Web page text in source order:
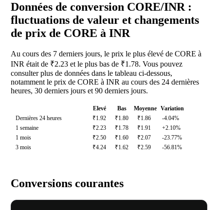
Données de conversion CORE/INR :
fluctuations de valeur et changements
de prix de CORE à INR
Au cours des 7 derniers jours, le prix le plus élevé de CORE à
INR était de ₹2.23 et le plus bas de ₹1.78. Vous pouvez
consulter plus de données dans le tableau ci-dessous,
notamment le prix de CORE à INR au cours des 24 dernières
heures, 30 derniers jours et 90 derniers jours.
Elevé Bas Moyenne Variation
Dernières 24 heures
₹1.92 ₹1.80 ₹1.86
-4.04%
1 semaine
₹2.23 ₹1.78 ₹1.91
+2.10%
1 mois
₹2.50 ₹1.60 ₹2.07
-23.77%
3 mois
₹4.24 ₹1.62 ₹2.59 -56.81%
Conversions courantes